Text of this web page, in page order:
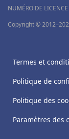
NUMÉRO DE
Copyright ©
Termes et
Politique de
Politique des
Paramètres des